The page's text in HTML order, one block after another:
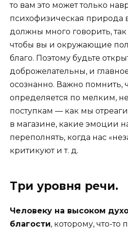
то вам это может только
психофизическая природа
должны много говорить, так
чтобы вы и окружающие
благо. Поэтому будьте
доброжелательны, и
осознанно. Важно помнить,
определяется по мелким,
поступкам — как мы
в магазине, какие эмоции
переполнять, когда нас
критикуют и т. д.
Три уровня речи.
Человеку на высоком
благости, которому, что-то